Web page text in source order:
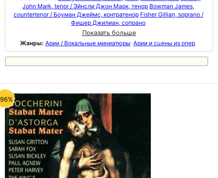
John Mark, tenor / Эйнсли Джон Марк, тенор Bowman James,
countertenor / Боуман Джеймс, контратенор Fisher Gillian, soprano /
Фишер Джилиан, сопрано
Показать больше
Жанры: Арии / Вокальные миниатюры Арии и сцены из опер